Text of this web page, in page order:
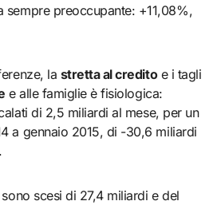
sempre preoccupante: +11,08%,
la stretta al creditoe i tagli
e alle famiglie è fisiologica:
di 2,5 miliardi al mese, per un
a gennaio 2015, di -30,6 miliardi
sono scesi di 27,4 miliardi e del